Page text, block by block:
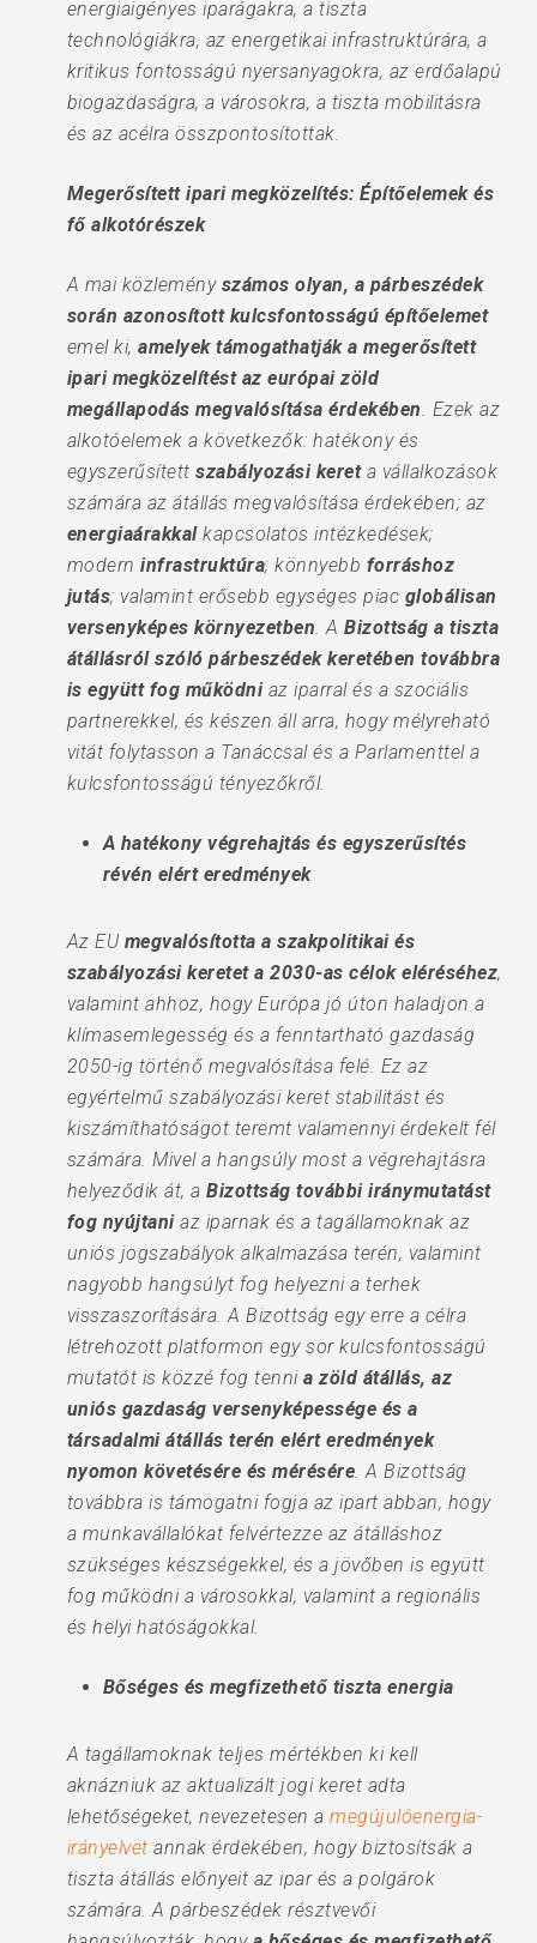
energiaigényes iparágakra, a tiszta
technológiákra, az energetikai infrastruktúrára, a
kritikus fontosságú nyersanyagokra, az erdőalapú
biogazdaságra, a városokra, a tiszta mobilitásra
és az acélra összpontosítottak.
Megerősített ipari megközelítés: Építőelemek és
fő alkotórészek
A mai közlemény számos olyan, a párbeszédek
során azonosított kulcsfontosságú építőelemet
emel ki,amelyek támogathatják a megerősített
ipari megközelítést az európai zöld
megállapodás megvalósítása érdekében. Ezek az
alkotóelemek a következők: hatékony és
egyszerűsítettszabályozási kereta vállalkozások
számára az átállás megvalósítása érdekében; az
energiaárakkalkapcsolatos intézkedések;
moderninfrastruktúra; könnyebb forráshoz
jutás; valamint erősebb egységes piac globálisan
versenyképes környezetben. ABizottság a tiszta
átállásról szóló párbeszédek keretében továbbra
is együtt fog működniaz iparral és a szociális
partnerekkel, és készen áll arra, hogy mélyreható
vitát folytasson a Tanáccsal és a Parlamenttel a
kulcsfontosságú tényezőkről.
A hatékony végrehajtás és egyszerűsítés
révén elért eredmények
Az EU megvalósította a szakpolitikai és
szabályozási keretet a 2030-as célok eléréséhez,
valamint ahhoz, hogy Európa jó úton haladjon a
klímasemlegesség és a fenntartható gazdaság
2050-ig történő megvalósítása felé. Ez az
egyértelmű szabályozási keret stabilitást és
kiszámíthatóságot teremt valamennyi érdekelt fél
számára. Mivel a hangsúly most a végrehajtásra
helyeződik át, aBizottság további iránymutatást
fog nyújtaniaz iparnak és a tagállamoknak az
uniós jogszabályok alkalmazása terén, valamint
nagyobb hangsúlyt fog helyezni a terhek
visszaszorítására. A Bizottság egy erre a célra
létrehozott platformon egy sor kulcsfontosságú
mutatót is közzé fog tennia zöld átállás, az
uniós gazdaság versenyképessége és a
társadalmi átállás terén elért eredmények
nyomon követésére és mérésére. A Bizottság
továbbra is támogatni fogja az ipart abban, hogy
a munkavállalókat felvértezze az átálláshoz
szükséges készségekkel, és a jövőben is együtt
fog működni a városokkal, valamint a regionális
és helyi hatóságokkal.
Bőséges és megfizethető tiszta energia
A tagállamoknak teljes mértékben ki kell
aknázniuk az aktualizált jogi keret adta
lehetőségeket, nevezetesen amegújulóenergia-
irányelvet annak érdekében, hogy biztosítsák a
tiszta átállás előnyeit az ipar és a polgárok
számára. A párbeszédek résztvevői